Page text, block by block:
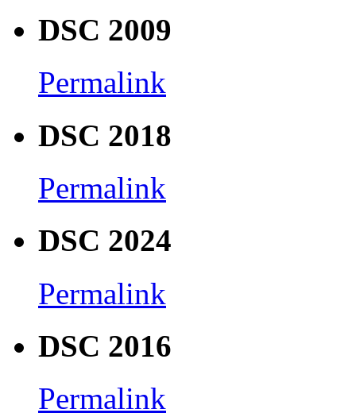
DSC 2009
Permalink
DSC 2018
Permalink
DSC 2024
Permalink
DSC 2016
Permalink